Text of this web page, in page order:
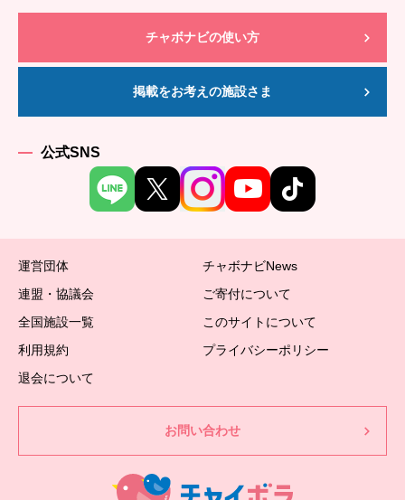
チャボナビの使い方
掲載をお考えの施設さま
公式SNS
運営団体
チャボナビNews
連盟・協議会
ご寄付について
全国施設一覧
このサイトについて
利用規約
プライバシーポリシー
退会について
お問い合わせ